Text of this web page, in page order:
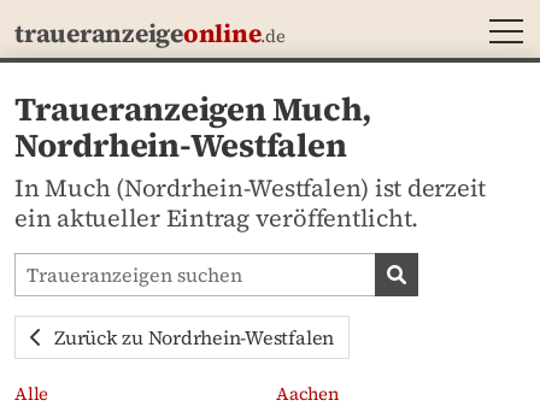
traueranzeigeonline.de
Traueranzeigen Much,
Nordrhein-Westfalen
In Much (Nordrhein-Westfalen) ist derzeit
ein aktueller Eintrag veröffentlicht.
Traueranzeigen-Portal durchsuchen
Zurück zu Nordrhein-Westfalen
Alle
Aachen